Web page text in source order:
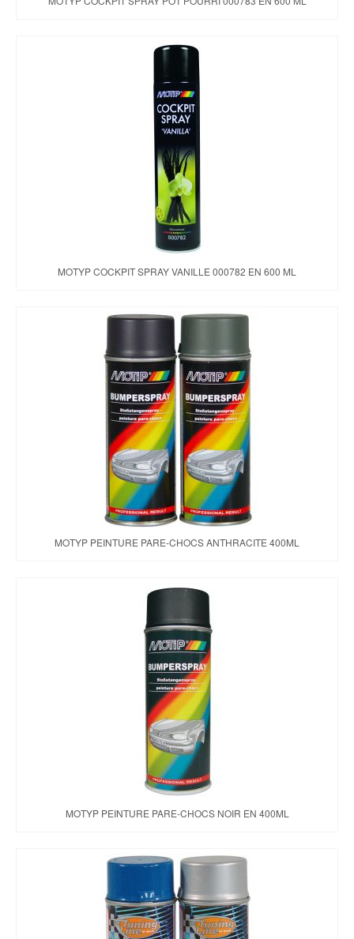
MOTYP COCKPIT SPRAY VANILLE 000782 EN 600 ML
MOTYP PEINTURE PARE-CHOCS ANTHRACITE 400ML
MOTYP PEINTURE PARE-CHOCS NOIR EN 400ML